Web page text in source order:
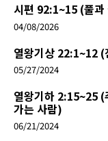
시편 92:1~15 (풀과
04/08/2026
열왕기상 22:1~12 (
05/27/2024
열왕기하 2:15~25 (
가는 사람)
06/21/2024